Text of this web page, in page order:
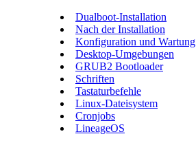
Dualboot-Installation
Nach der Installation
Konfiguration und Wartung
Desktop-Umgebungen
GRUB2 Bootloader
Schriften
Tastaturbefehle
Linux-Dateisystem
Cronjobs
LineageOS